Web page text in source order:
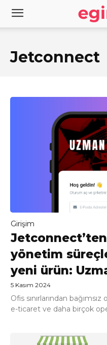
Jetconnect
Girişim
yönetim
yeni ürün:
5 Kasım 2024
Ofis sınırlarından
e-ticaret ve daha birçok